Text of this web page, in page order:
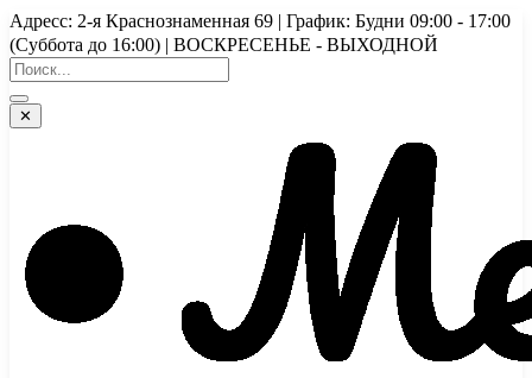
Перейти
к
содержимому
Адресс: 2-я Краснознаменная 69 | График: Будни 09:00 - 17:00
(Суббота до 16:00) | ВОСКРЕСЕНЬЕ - ВЫХОДНОЙ
✕